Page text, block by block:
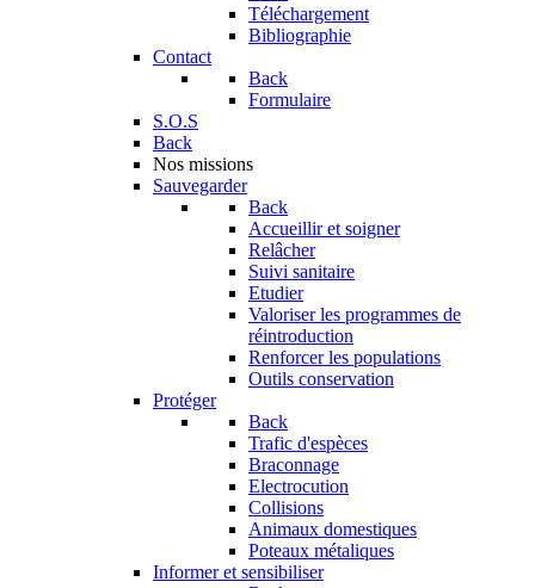
Téléchargement
Bibliographie
Contact
Back
Formulaire
S.O.S
Back
Nos missions
Sauvegarder
Back
Accueillir et soigner
Relâcher
Suivi sanitaire
Etudier
Valoriser les programmes de
réintroduction
Renforcer les populations
Outils conservation
Protéger
Back
Trafic d'espèces
Braconnage
Electrocution
Collisions
Animaux domestiques
Poteaux métaliques
Informer et sensibiliser